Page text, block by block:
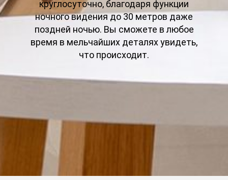
круглосуточно, благодаря функции
ночного видения до 30 метров даже
поздней ночью. Вы сможете в любое
время в мельчайших деталях увидеть,
что происходит.